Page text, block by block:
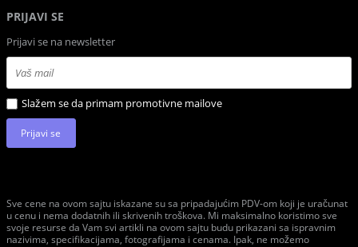
PRIJAVI SE
Prijavi se na newsletter
Slažem se da primam promotivne mailove
Prijavi se
Sve cene na ovom sajtu iskazane su sa pripadajućim PDV-om koji je uračunat
u cenu i nema dodatnih ili skrivenih troškova. Mi maksimalno koristimo sve
svoje resurse da Vam svi artikli na ovom sajtu budu prikazani sa ispravnim
nazivima, specifikacijama, fotografijama i cenama. Ipak, ne možemo